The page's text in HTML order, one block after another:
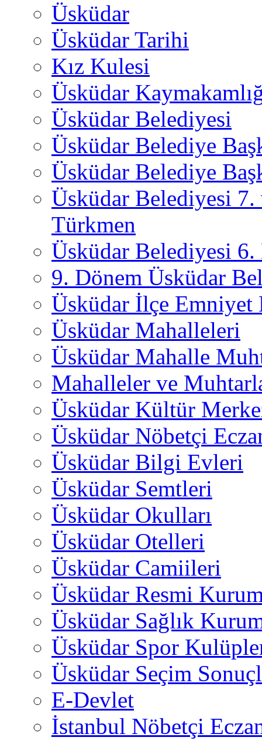
Üsküdar
Üsküdar Tarihi
Kız Kulesi
Üsküdar
Üsküdar Belediyesi
Üsküdar Belediye
Üsküdar Belediye
Üsküdar Belediyesi
Türkmen
Üsküdar Belediyesi 6.
9. Dönem Üsküdar
Üsküdar İlçe
Üsküdar Mahalleleri
Üsküdar Mahalle
Mahalleler ve
Üsküdar Kültür
Üsküdar Nöbetçi
Üsküdar Bilgi Evleri
Üsküdar Semtleri
Üsküdar Okulları
Üsküdar Otelleri
Üsküdar Camiileri
Üsküdar Resmi
Üsküdar Sağlık
Üsküdar Spor
Üsküdar Seçim
E-Devlet
İstanbul Nöbetçi